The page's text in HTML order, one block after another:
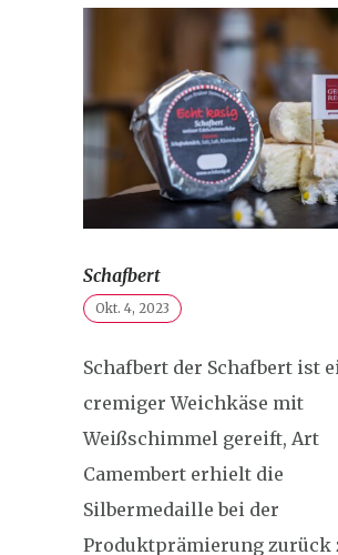
Schafbert
Okt. 4, 2023
Schafbert der Schafbert ist
cremiger Weichkäse mit
Weißschimmel gereift, Art
Camembert erhielt die
Silbermedaille bei der
Produktprämierung zurück